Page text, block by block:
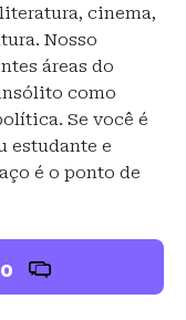
cinema,
Nosso
áreas do
como
Se você é
estudante e
é o ponto de